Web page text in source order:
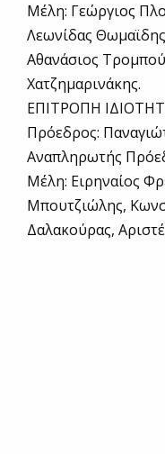
Μέλη: Γεώργιος
Λεωνίδας
Αθανάσιος
Χατζημαρινάκης.
ΕΠΙΤΡΟΠΗ
Πρόεδρος:
Αναπληρωτής
Μέλη: Ειρηναίος
Μπουτζιώλης,
Δαλακούρας,